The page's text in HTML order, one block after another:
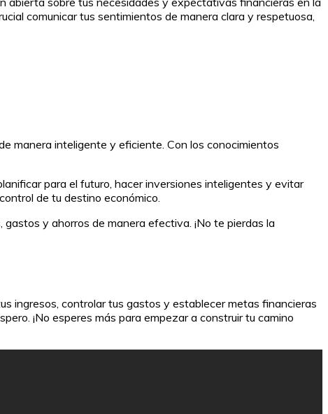
comunicar tus sentimientos de manera clara y respetuosa,
manera inteligente y eficiente. Con los conocimientos
para el futuro, hacer inversiones inteligentes y evitar
de tu destino económico.
y ahorros de manera efectiva. ¡No te pierdas la
ingresos, controlar tus gastos y establecer metas financieras
¡No esperes más para empezar a construir tu camino